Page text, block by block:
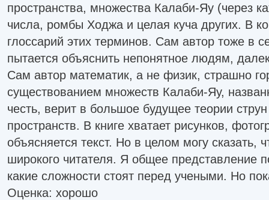
пространства, множества Калаби-Яу (через
числа, ромбы Ходжа и целая куча других. В
глоссарий этих терминов. Сам автор тоже в
пытается объяснить непонятное людям,
Сам автор математик, а не физик, страшно
существованием множеств Калаби-Яу,
честь, верит в большое будущее теории
пространств. В книге хватает рисунков,
объясняется текст. Но в целом могу сказать,
широкого читателя. Я общее представление
какие сложности стоят перед учеными. Но
Оценка: хорошо